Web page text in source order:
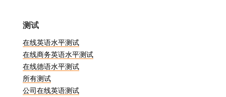
什么是韩语能力考试，为
什么要参加？
韩语能力考试旨在评估学习者理解韩语和
测试
在线英语水平测试
在线商务英语水平测试
在线德语水平测试
所有测试
公司在线英语测试